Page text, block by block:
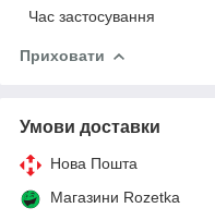
Час застосування
Приховати
Умови доставки
Нова Пошта
Магазини Rozetka